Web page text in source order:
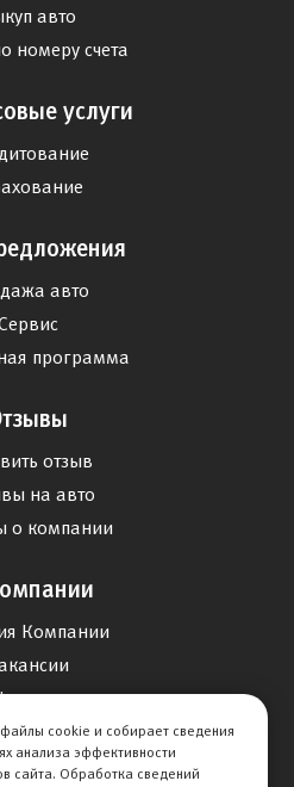
авто
номеру счета
услуги
авто
программа
отзыв
на авто
о компании
Компании
сайта
cookie и собирает сведения
анализа эффективности
сайта. Обработка сведений